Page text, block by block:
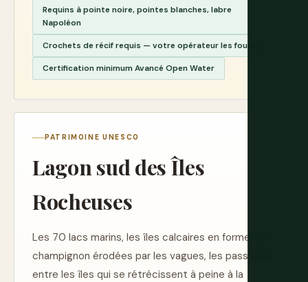
Requins à pointe noire, pointes blanches, labre
Napoléon
Crochets de récif requis — votre opérateur les fournit
Certification minimum Avancé Open Water
PATRIMOINE UNESCO
Lagon sud des Îles
Rocheuses
Les 70 lacs marins, les îles calcaires en forme de
champignon érodées par les vagues, les passages
entre les îles qui se rétrécissent à peine à la